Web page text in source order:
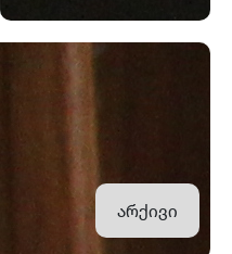
არქივი